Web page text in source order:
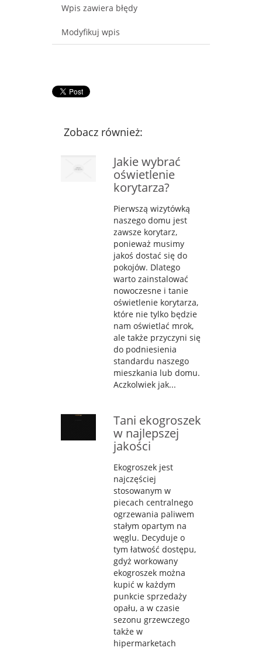
Wpis zawiera błędy
Modyfikuj wpis
Zobacz również:
Jakie wybrać
oświetlenie
korytarza?
Pierwszą wizytówką
naszego domu jest
zawsze korytarz,
ponieważ musimy
jakoś dostać się do
pokojów. Dlatego
warto zainstalować
nowoczesne i tanie
oświetlenie korytarza,
które nie tylko będzie
nam oświetlać mrok,
ale także przyczyni się
do podniesienia
standardu naszego
mieszkania lub domu.
Aczkolwiek jak...
Tani ekogroszek
w najlepszej
jakości
Ekogroszek jest
najczęściej
stosowanym w
piecach centralnego
ogrzewania paliwem
stałym opartym na
węglu. Decyduje o
tym łatwość dostępu,
gdyż workowany
ekogroszek można
kupić w każdym
punkcie sprzedaży
opału, a w czasie
sezonu grzewczego
także w
hipermarketach